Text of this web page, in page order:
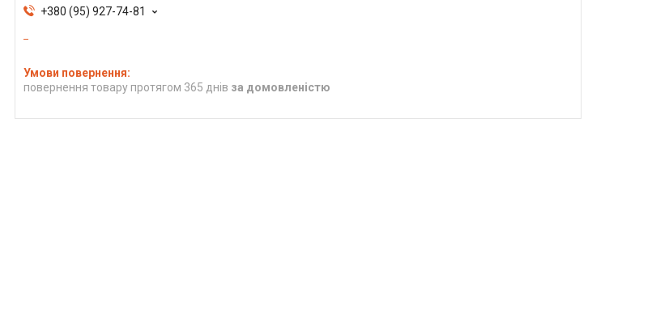
+380 (95) 927-74-81
повернення товару протягом 365 днів за домовленістю